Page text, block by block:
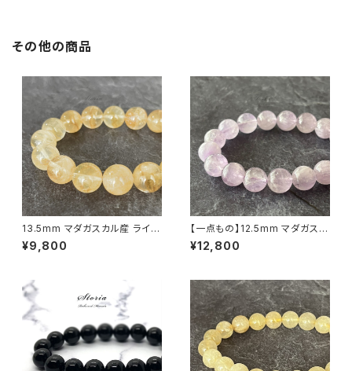
その他の商品
13.5mm マダガスカル産 ライモ
ナイトインクォーツ ブレスレット
【画像現物】
¥9,800
【一点もの】12.5mm マダガスカ
ル産 ミルキー ラベンダーアメジ
スト（紫水晶）ブレスレット【鑑別
¥12,800